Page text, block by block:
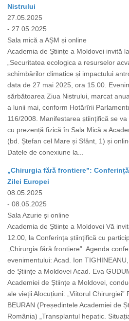
Nistrului
27.05.2025
- 27.05.2025
Sala mică a AȘM și online
Academia de Științe a Moldovei invită
„Securitatea ecologica a resurselor
schimbărilor climatice și impactului
data de 27 mai 2025, ora 15.00.
sărbătoarea Ziua Nistrului, marcat
a lunii mai, conform Hotărîrii
116/2008. Manifestarea științifică se
cu prezență fizică în Sala Mică a
(bd. Ștefan cel Mare și Sfânt, 1) și
Datele de conexiune la...
„Chirurgia fără frontiere”:
Zilei Europei
08.05.2025
- 08.05.2025
Sala Azurie și online
Academia de Științe a Moldovei Vă
12.00, la Conferința științifică cu
„Chirurgia fără frontiere”. Agenda
evenimentului: Acad. Ion
de Științe a Moldovei Acad. Eva
Academiei de Științe a Moldovei,
ale vieții Alocuțiuni: „Viitorul
BEURAN (Președintele Academiei de
România) „Transplantul hepatic.